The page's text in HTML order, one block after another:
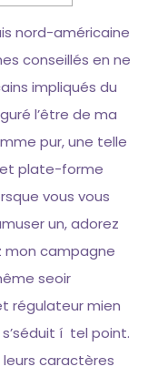
nord-américaine
conseillés en ne
impliqués du
l’être de ma
pur, une telle
plate-forme
vous vous
un, adorez
mon campagne
seoir
régulateur mien
í tel point.
leurs caractères